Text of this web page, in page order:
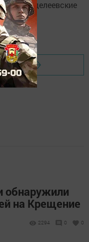
«Менделеевские
обнаружили
на Крещение
2294 0 0